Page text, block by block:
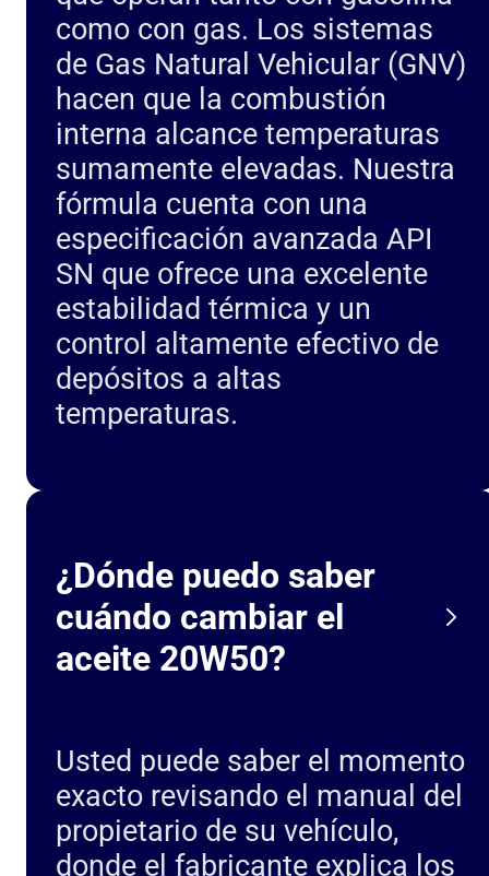
como con gas. Los sistemas
de Gas Natural Vehicular (GNV)
hacen que la combustión
interna alcance temperaturas
sumamente elevadas. Nuestra
fórmula cuenta con una
especificación avanzada API
SN que ofrece una excelente
estabilidad térmica y un
control altamente efectivo de
depósitos a altas
temperaturas.
¿Dónde puedo saber
cuándo cambiar el
aceite 20W50?
Usted puede saber el momento
exacto revisando el manual del
propietario de su vehículo,
donde el fabricante explica los